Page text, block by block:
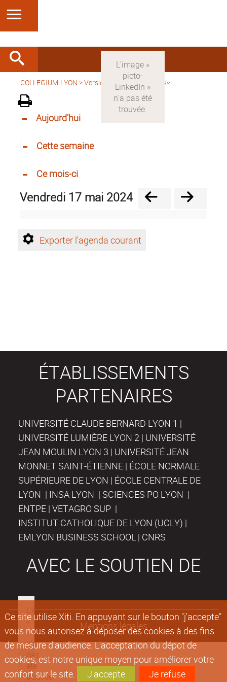
Ce site utilise Xiti. En appuyant sur le bouton "j'accepte"
vous nous autorisez à déposer des cookies à des fins
de mesure d'audience. L'acceptation du dépot de
cookies, est notre unique moyen pour améliorer votre
confort sur le site.
J'accepte Je refuse
COLLEGIUM-LYON >Version française> Activités
Aujourd'hui
Cette semaine
Ce mois-ci
vendredi 17 mai 2024
Exporter l'agenda courant
ÉTABLISSEMENTS
PARTENAIRES
UNIVERSITÉ CLAUDE BERNARD LYON 1 |
UNIVERSITÉ LUMIÈRE LYON 2 | UNIVERSITÉ
JEAN MOULIN LYON 3 | UNIVERSITÉ JEAN
MONNET SAINT-ÉTIENNE | ÉCOLE NORMALE
SUPÉRIEURE DE LYON | ÉCOLE CENTRALE DE
LYON | INSA LYON | SCIENCES PO LYON |
ENTPE | VETAGRO SUP |
INSTITUT CATHOLIQUE DE LYON (UCLY) |
EMLYON BUSINESS SCHOOL | CNRS
AVEC LE SOUTIEN DE
Mentions légales